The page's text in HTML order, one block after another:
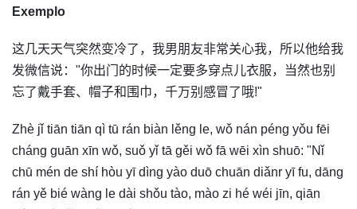
Exemplo
这几天天气突然变冷了，我男朋友非常关心我，所以他给我
发微信说："你出门的时候一定要多穿点儿衣服，当然也别
忘了戴手套、帽子和围巾，千万别感冒了哦!"
Zhè jǐ tiān tiān qì tū rán biàn lěng le, wǒ nán péng yǒu fēi
cháng guān xīn wǒ, suǒ yǐ tā gěi wǒ fā wēi xìn shuō: "Nǐ
chū mén de shí hòu yī dìng yào duō chuān diǎnr yī fu, dāng
rán yě bié wàng le dài shǒu tào, mào zi hé wéi jīn, qiān